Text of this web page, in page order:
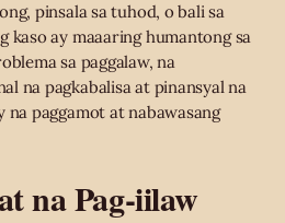
pinsala sa tuhod, o bali sa
kaso ay maaaring humantong sa
sa paggalaw, na
na pagkabalisa at pinansyal na
na paggamot at nabawasang
na Pag-iilaw